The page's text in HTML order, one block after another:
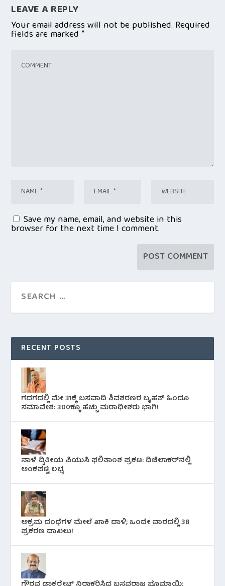
LEAVE A REPLY
Your email address will not be published. Required
fields are marked*
Save my name, email, and website in this
browser for the next time I comment.
RECENT POSTS
ಗದಗದಲ್ಲಿ ಮೇ 31ಕ್ಕೆ ಬಸವಾದಿ ಶಿವಶರಣರ ಬೃಹತ್ ಹಿಂದೂ
ಸಮಾವೇಶ: 300ಕ್ಕೂ ಹೆಚ್ಚು ಮಠಾಧೀಶರು ಭಾಗಿ!
ನಾಳೆ ದ್ವಿತೀಯ ಪಿಯುಸಿ ಫಲಿತಾಂಶ ಪ್ರಕಟ: ಡಿಜಿಲಾಕರ್‌ನಲ್ಲಿ
ಅಂಕಪಟ್ಟಿ ಲಭ್ಯ
ಅಕ್ರಮ ದಂಧೆಗಳ ಮೇಲೆ ಖಾಕಿ ದಾಳಿ; ಒಂದೇ ವಾರದಲ್ಲಿ 38
ಪ್ರಕರಣ ದಾಖಲು!